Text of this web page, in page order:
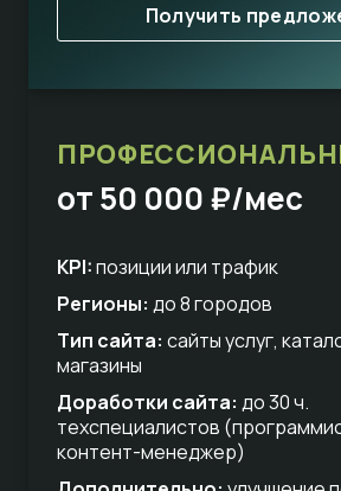
Получить
от 50 000 ₽/мес
KPI:позиции или трафик
Регионы: до 8 городов
Тип сайта: сайты услуг,
магазины
Доработки сайта: до 30 ч.
техспециалистов
контент-менеджер)